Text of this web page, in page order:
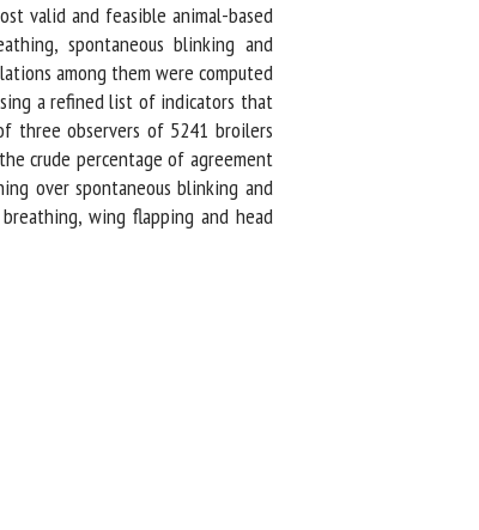
valid and feasible animal-based
spontaneous blinking and
among them were computed
a refined list of indicators that
three observers of 5241 broilers
crude percentage of agreement
over spontaneous blinking and
wing flapping and head